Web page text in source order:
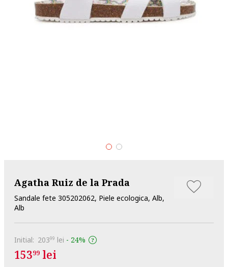
Agatha Ruiz de la Prada
Sandale fete 305202062, Piele ecologica, Alb,
Alb
Initial: 20399 lei - 24%
15399 lei